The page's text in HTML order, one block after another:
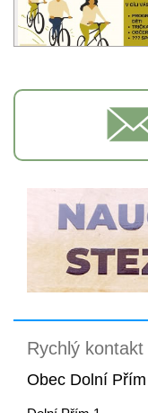
Rychlý kontakt
Obec Dolní Přím